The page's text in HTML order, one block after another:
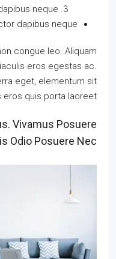
neque.
dapibus neque.
congue leo. Aliquam
eros egestas ac.
eget, elementum sit
quis porta laoreet.
Vivamus Posuere
Odio Posuere Nec.